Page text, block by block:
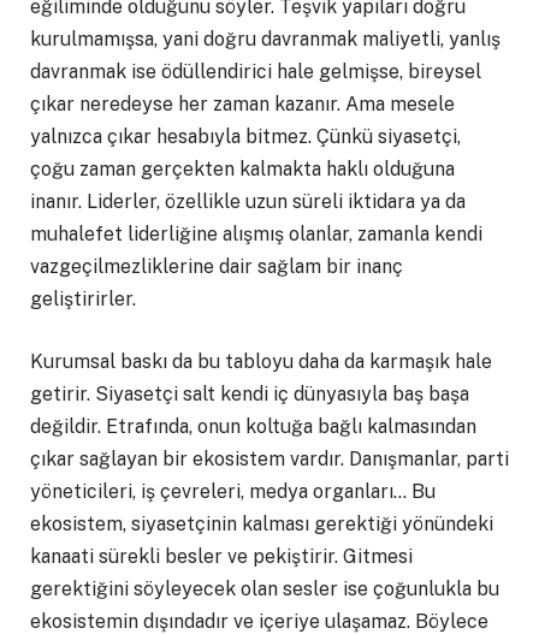
eğiliminde olduğunu söyler. Teşvik yapıları doğru
kurulmamışsa, yani doğru davranmak maliyetli, yanlış
davranmak ise ödüllendirici hale gelmişse, bireysel
çıkar neredeyse her zaman kazanır. Ama mesele
yalnızca çıkar hesabıyla bitmez. Çünkü siyasetçi,
çoğu zaman gerçekten kalmakta haklı olduğuna
inanır. Liderler, özellikle uzun süreli iktidara ya da
muhalefet liderliğine alışmış olanlar, zamanla kendi
vazgeçilmezliklerine dair sağlam bir inanç
geliştirirler.
Kurumsal baskı da bu tabloyu daha da karmaşık hale
getirir. Siyasetçi salt kendi iç dünyasıyla baş başa
değildir. Etrafında, onun koltuğa bağlı kalmasından
çıkar sağlayan bir ekosistem vardır. Danışmanlar, parti
yöneticileri, iş çevreleri, medya organları… Bu
ekosistem, siyasetçinin kalması gerektiği yönündeki
kanaati sürekli besler ve pekiştirir. Gitmesi
gerektiğini söyleyecek olan sesler ise çoğunlukla bu
ekosistemin dışındadır ve içeriye ulaşamaz. Böylece